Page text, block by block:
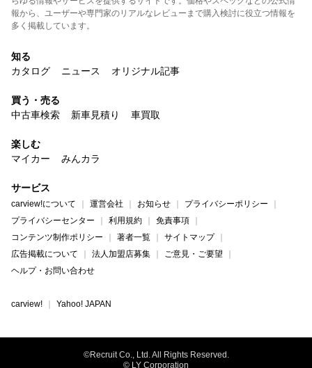
報から、ユーザーや専門家のリアルなレビューまで購入検討に役立つ情報を
多く掲載しています。
知る
カタログ
ニュース オリジナル記事
買う・売る
中古車検索
新車見積り 車買取
楽しむ
マイカー
みんカラ
サービス
carview!について 運営会社 お知らせ
プライバシーポリシー
プライバシーセンター
利用規約
免責事項
コンテンツ制作ポリシー
著者一覧
サイトマップ
広告掲載について
法人加盟店募集
ご意見・ご要望
ヘルプ・お問い合わせ
carview! Yahoo! JAPAN
©Recruit Co., Ltd. All Rights Reserved.
© LY Corporation